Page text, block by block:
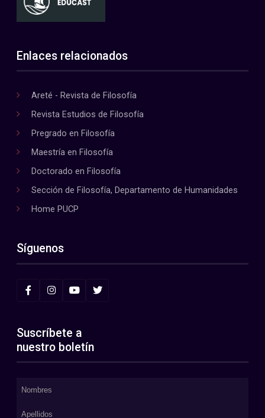
Enlaces relacionados
Areté - Revista de Filosofía
Revista Estudios de Filosofía
Pregrado en Filosofía
Maestría en Filosofía
Doctorado en Filosofía
Sección de Filosofía, Departamento de Humanidades
Home PUCP
Síguenos
Suscríbete a
nuestro boletín